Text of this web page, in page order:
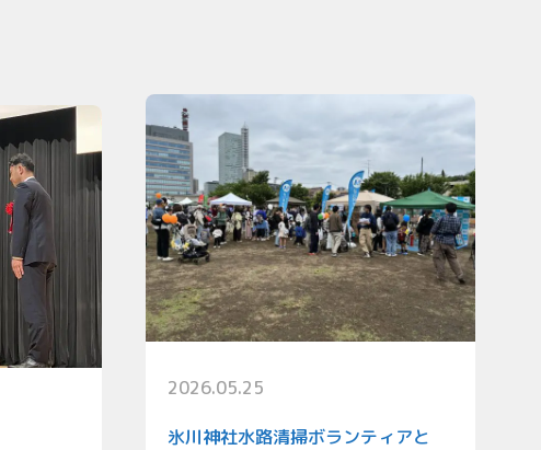
2026.05.25
氷川神社水路清掃ボランティアと